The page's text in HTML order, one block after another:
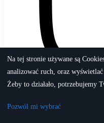
Na tej stronie używane są
analizować ruch, oraz
Żeby to działało, potrzebujemy
Pozwól mi wybrać